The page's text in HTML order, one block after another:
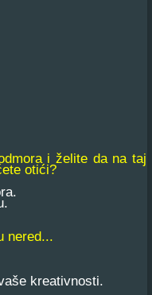
i želite da na taj
otići?
nered...
kreativnosti.